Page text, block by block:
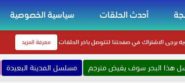
أحدث الحلقات سياسية الخصوصية
يرجى الاشتراك في صفحتنا لتتوصل باخر الحلقات معرفة المزيد
هذا البحر سوف يفيض مترجم مسلسل المدينة البعيدة